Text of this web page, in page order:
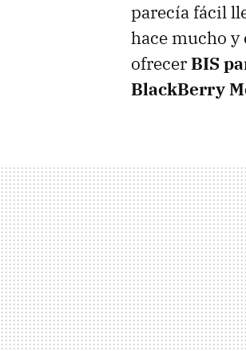
parecía fácil
hace mucho
ofrecerBIS
BlackBerry